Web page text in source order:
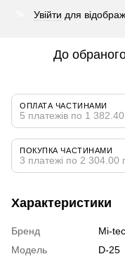
Увійти для
До
ОПЛАТА ЧАСТИНАМИ
5 платежів по 1 382.40
ПОКУПКА ЧАСТИНАМИ
3 платежі по 2 304.00
Характеристики
Бренд
Mi-
Модель
D-25